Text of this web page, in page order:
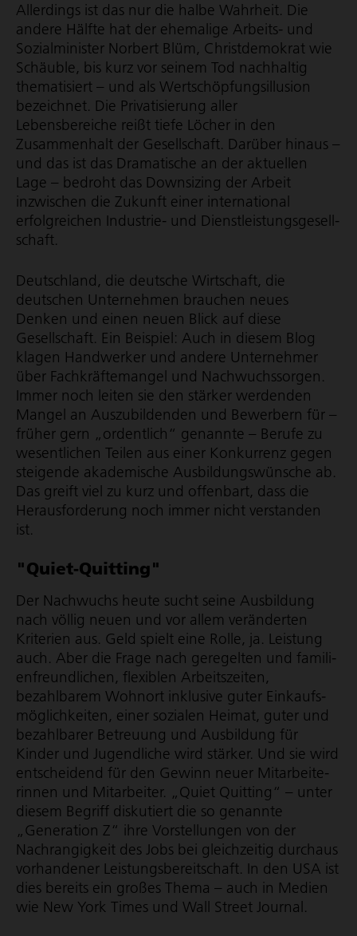
Allerdings ist das nur die halbe Wahrheit. Die
andere Hälfte hat der ehemalige Arbeits- und
Sozialminister Norbert Blüm, Christdemokrat wie
Schäuble, bis kurz vor seinem Tod nachhaltig
thematisiert – und als Wert­schöp­fungs­il­lu­sion
bezeichnet. Die Privatisierung aller
Lebensbereiche reißt tiefe Löcher in den
Zusammenhalt der Gesellschaft. Darüber hinaus –
und das ist das Dramatische an der aktuellen
Lage – bedroht das Downsizing der Arbeit
inzwischen die Zukunft einer international
erfolgreichen Industrie- und Dienst­leis­tungs­ge­sell­
schaft.
Deutschland, die deutsche Wirtschaft, die
deutschen Unternehmen brauchen neues
Denken und einen neuen Blick auf diese
Gesellschaft. Ein Beispiel: Auch in diesem Blog
klagen Handwerker und andere Unternehmer
über Fach­kräf­te­mangel und Nach­wuchs­sorgen.
Immer noch leiten sie den stärker werdenden
Mangel an Auszubildenden und Bewerbern für –
früher gern „ordentlich“ genannte – Berufe zu
wesentlichen Teilen aus einer Konkurrenz gegen
steigende akademische Ausbil­dungs­wün­sche ab.
Das greift viel zu kurz und offenbart, dass die
Heraus­for­de­rung noch immer nicht verstanden
ist.
"Quiet-Quitting"
Der Nachwuchs heute sucht seine Ausbildung
nach völlig neuen und vor allem veränderten
Kriterien aus. Geld spielt eine Rolle, ja. Leistung
auch. Aber die Frage nach geregelten und fami­li­
en­freund­li­chen, flexiblen Arbeitszeiten,
bezahlbarem Wohnort inklusive guter Einkaufs­
mög­lich­keiten, einer sozialen Heimat, guter und
bezahlbarer Betreuung und Ausbildung für
Kinder und Jugendliche wird stärker. Und sie wird
entscheidend für den Gewinn neuer Mitar­bei­te­
rinnen und Mitarbeiter. „Quiet Quitting“ – unter
diesem Begriff diskutiert die so genannte
„Generation Z“ ihre Vorstellungen von der
Nachrangigkeit des Jobs bei gleichzeitig durchaus
vorhandener Leis­tungs­be­reit­schaft. In den USA ist
dies bereits ein großes Thema – auch in Medien
wie New York Times und Wall Street Journal.